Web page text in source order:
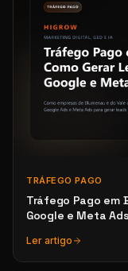
TRÁFEGO PAGO
Tráfego Pago em
Google e Meta Ads
Ler artigo